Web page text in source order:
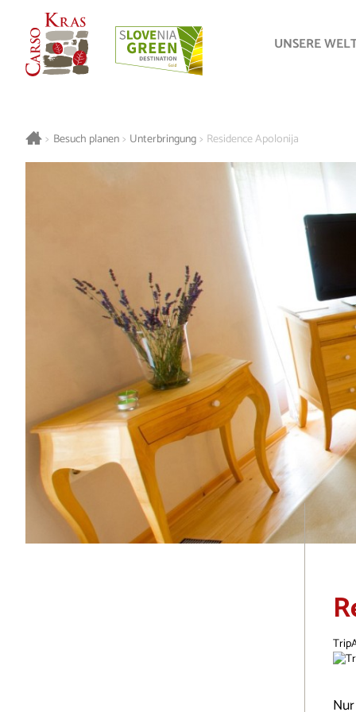
UNSERE
> Besuch planen > Unterbringung > Residence Apolonija